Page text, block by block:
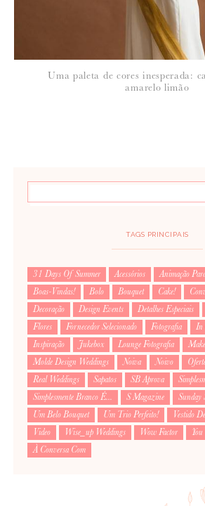
Uma paleta de cores inesperada:
amarelo limão
TAGS PRINCIPAIS
31 Days Of Summer Acessórios Animação
Boas-Vindas!
Bolo Bouquet Cake!
Decoração
Design Events Detalhes Especiais
Flores
Fornecedor Selecionado Fotografia
In
Inspiração
Jukebox Lounge Fotografia
Molde Design Weddings
Noiva Noivo
Real Weddings
Sapatos SB Aprova
Simplesmente Branco É...
S Magazine Sunday
Um Belo Bouquet
Um Trio Perfeito! Vestido
Video
Wise_up Weddings Wow Factor
À Conversa Com